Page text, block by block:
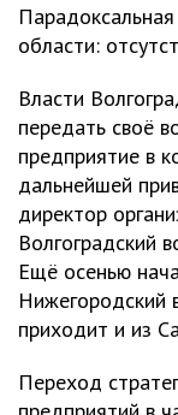
области:
Власти
передать своё
предприятие в
дальнейшей
директор
Волгоградский
Ещё осенью
Нижегородский
приходит и из
Переход